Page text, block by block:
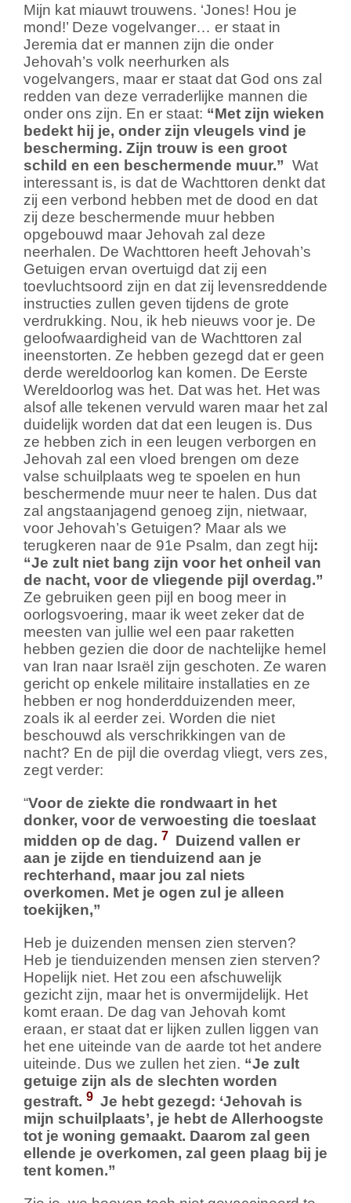
Mijn kat miauwt trouwens. ‘Jones! Hou je
mond!’ Deze vogelvanger… er staat in
Jeremia dat er mannen zijn die onder
Jehovah’s volk neerhurken als
vogelvangers, maar er staat dat God ons zal
redden van deze verraderlijke mannen die
onder ons zijn. En er staat: “Met zijn wieken
bedekt hij je, onder zijn vleugels vind je
bescherming. Zijn trouw is een groot
schild en een beschermende muur.” Wat
interessant is, is dat de Wachttoren denkt dat
zij een verbond hebben met de dood en dat
zij deze beschermende muur hebben
opgebouwd maar Jehovah zal deze
neerhalen. De Wachttoren heeft Jehovah’s
Getuigen ervan overtuigd dat zij een
toevluchtsoord zijn en dat zij levensreddende
instructies zullen geven tijdens de grote
verdrukking. Nou, ik heb nieuws voor je. De
geloofwaardigheid van de Wachttoren zal
ineenstorten. Ze hebben gezegd dat er geen
derde wereldoorlog kan komen. De Eerste
Wereldoorlog was het. Dat was het. Het was
alsof alle tekenen vervuld waren maar het zal
duidelijk worden dat dat een leugen is. Dus
ze hebben zich in een leugen verborgen en
Jehovah zal een vloed brengen om deze
valse schuilplaats weg te spoelen en hun
beschermende muur neer te halen. Dus dat
zal angstaanjagend genoeg zijn, nietwaar,
voor Jehovah’s Getuigen? Maar als we
terugkeren naar de 91e Psalm, dan zegt hij:
“Je zult niet bang zijn voor het onheil van
de nacht, voor de vliegende pijl overdag.”
Ze gebruiken geen pijl en boog meer in
oorlogsvoering, maar ik weet zeker dat de
meesten van jullie wel een paar raketten
hebben gezien die door de nachtelijke hemel
van Iran naar Israël zijn geschoten. Ze waren
gericht op enkele militaire installaties en ze
hebben er nog honderdduizenden meer,
zoals ik al eerder zei. Worden die niet
beschouwd als verschrikkingen van de
nacht? En de pijl die overdag vliegt, vers zes,
zegt verder:
“Voor de ziekte die rondwaart in het
donker, voor de verwoesting die toeslaat
midden op de dag. 7 Duizend vallen er
aan je zijde en tienduizend aan je
rechterhand, maar jou zal niets
overkomen. Met je ogen zul je alleen
toekijken,”
Heb je duizenden mensen zien sterven?
Heb je tienduizenden mensen zien sterven?
Hopelijk niet. Het zou een afschuwelijk
gezicht zijn, maar het is onvermijdelijk. Het
komt eraan. De dag van Jehovah komt
eraan, er staat dat er lijken zullen liggen van
het ene uiteinde van de aarde tot het andere
uiteinde. Dus we zullen het zien. “Je zult
getuige zijn als de slechten worden
gestraft. 9 Je hebt gezegd: ‘Jehovah is
mijn schuilplaats’, je hebt de Allerhoogste
tot je woning gemaakt. Daarom zal geen
ellende je overkomen, zal geen plaag bij je
tent komen.”